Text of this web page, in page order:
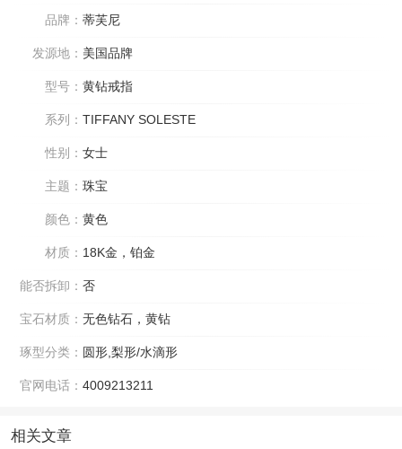
品牌： 蒂芙尼
发源地： 美国品牌
型号： 黄钻戒指
系列： TIFFANY SOLESTE
性别： 女士
主题： 珠宝
颜色： 黄色
材质： 18K金，铂金
能否拆卸： 否
宝石材质： 无色钻石，黄钻
琢型分类： 圆形,梨形/水滴形
官网电话： 4009213211
相关文章